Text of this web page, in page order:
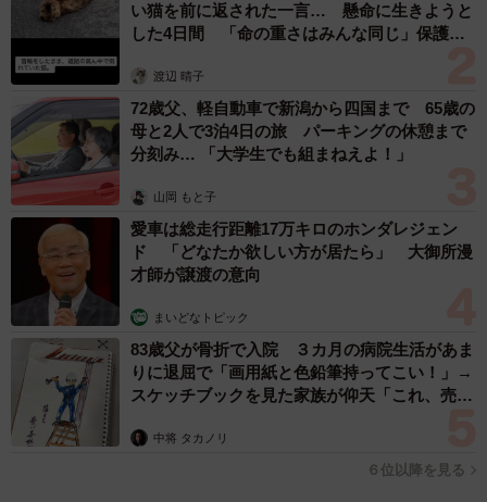
しかし、その先に待っていたのは、初めて訪れる動物病院
でした。
「何も疑うことなく散歩していたのに、急に動物病院に連
れてこられ、テンションの落差が凄かったです」と飼い主
さん。
目的地の病院で無事に狂犬病ワクチンを打ったアーロく
ん。帰りは体が疲れないよう、リュックに入って帰宅する
ことになりました。
「リュックに入った時の表情があまりに人間味が強く、写
真を撮りました。本当に表情で物事を語るな……と
（笑）。申し訳なさを感じながらも、表情で自分の感情を
ここまで伝えられるのは流石だなと感心もしました」
い猫を前に返された一言… 懸命に生きようと
した4日間 「命の重さはみんな同じ」保護団
渡辺 晴子
72歳父、軽自動車で新潟から四国まで 65歳の
母と2人で3泊4日の旅 パーキングの休憩まで
分刻み… 「大学生でも組まねえよ！」
山岡 もと子
愛車は総走行距離17万キロのホンダレジェン
ド 「どなたか欲しい方が居たら」 大御所漫
才師が譲渡の意向
まいどなトピック
83歳父が骨折で入院 ３カ月の病院生活があま
りに退屈で「画用紙と色鉛筆持ってこい！」→
スケッチブックを見た家族が仰天「これ、売れ
中将 タカノリ
６位以降を見る